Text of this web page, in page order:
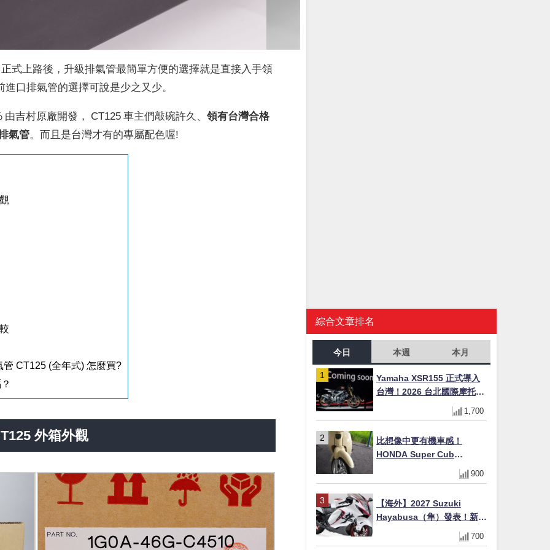
式上路後，升級排氣管最簡單方便的選擇就是直接入手領
口排氣管的選擇可說是少之又少。
吉村原廠開發， CT125 車主們敲碗許久、領有台灣合格
氣管。而且是台灣才有的專屬配色喔!
CT125 (全年式) 怎麼買?
外箱外觀
綜合文章排名
今日 本週 本月
Yamaha XSR155 正式導入
台灣！2026 台北國際摩托車
展亮相，70 週年紀念版
YZF-R 系列限量追加販售
1,700
比想像中更有機車感！
HONDA Super Cub
110【Webike愛車精選】
900
【海外】2027 Suzuki
Hayabusa（隼）發表！新增
Special Edition 特仕版，全
新珍珠白塗裝與專屬配備登
700